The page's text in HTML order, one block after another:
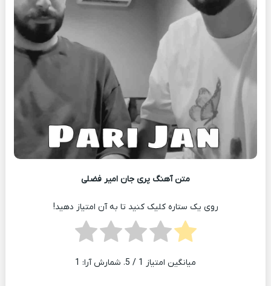
متن آهنگ پری جان امیر فضلی
روی یک ستاره کلیک کنید تا به آن امتیاز دهید!
میانگین امتیاز 1 / 5. شمارش آرا: 1